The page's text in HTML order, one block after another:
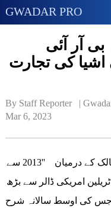
GWADAR PRO
آر آئی
کی تجارت
By Staff Reporter   |
Mar 6, 2023
بیجنگ (گوادر پرو)چین اور بی آر آئی ممالک کے درمیان ''2013 سے
2022 تک، اشیا کی تجارت کا حجم 1.04 ٹریلین امریکی ڈالر سے بڑھ
ہے، جس کی اوسط سالانہ شرح